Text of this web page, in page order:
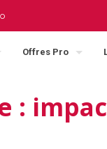
Offres Pro
: